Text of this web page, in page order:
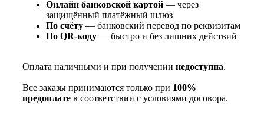
Онлайн банковской картой — через
защищённый платёжный шлюз
По счёту — банковский перевод по реквизитам
По QR‑коду — быстро и без лишних действий
Оплата наличными и при получении недоступна.
Все заказы принимаются только при 100%
предоплате в соответствии с условиями договора.